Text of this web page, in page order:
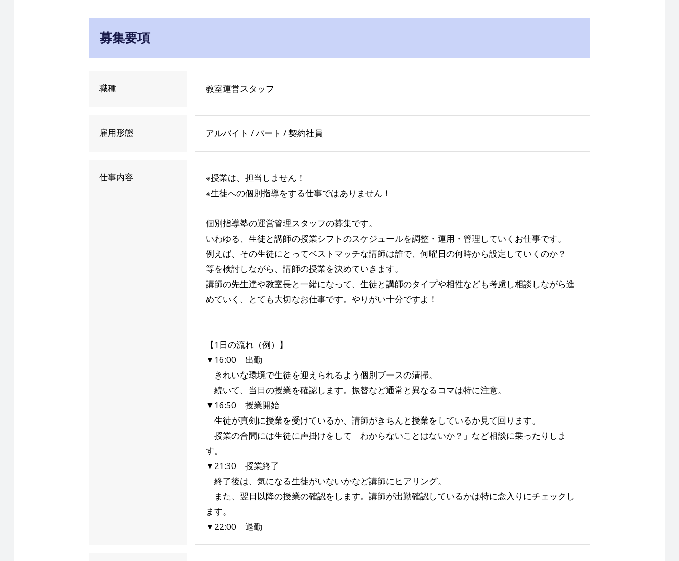
募集要項
職種 教室運営スタッフ
雇用形態 アルバイト / パート / 契約社員
仕事内容
※授業は、担当しません！
※生徒への個別指導をする仕事ではありません！
個別指導塾の運営管理スタッフの募集です。
いわゆる、生徒と講師の授業シフトのスケジュールを調整・運用・管理していくお仕事です。
例えば、その生徒にとってベストマッチな講師は誰で、何曜日の何時から設定していくのか？
等を検討しながら、講師の授業を決めていきます。
講師の先生達や教室長と一緒になって、生徒と講師のタイプや相性なども考慮し相談しながら進
めていく、とても大切なお仕事です。やりがい十分ですよ！
【1日の流れ（例）】
▼16:00 出勤
きれいな環境で生徒を迎えられるよう個別ブースの清掃。
続いて、当日の授業を確認します。振替など通常と異なるコマは特に注意。
▼16:50 授業開始
生徒が真剣に授業を受けているか、講師がきちんと授業をしているか見て回ります。
授業の合間には生徒に声掛けをして「わからないことはないか？」など相談に乗ったりしま
す。
▼21:30 授業終了
終了後は、気になる生徒がいないかなど講師にヒアリング。
また、翌日以降の授業の確認をします。講師が出勤確認しているかは特に念入りにチェックし
ます。
▼22:00 退勤